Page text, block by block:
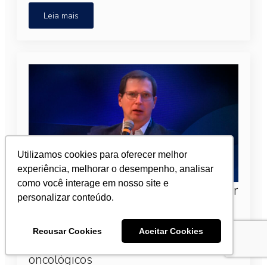
Utilizamos cookies para oferecer melhor
experiência, melhorar o desempenho, analisar
como você interage em nosso site e
personalizar conteúdo.
Recusar Cookies Aceitar Cookies
Leia mais
16° Fórum Nacional Oncoguia: Diretor
priorização estratégica para
incorporação de tratamentos
oncológicos